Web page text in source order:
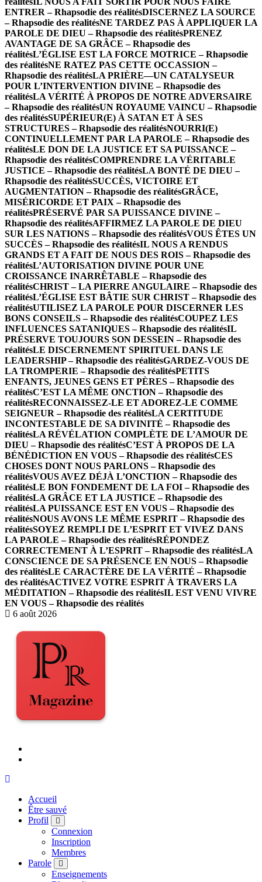
ENTRER – Rhapsodie des réalitésDISCERNEZ LA SOURCE
– Rhapsodie des réalitésNE TARDEZ PAS À APPLIQUER LA
PAROLE DE DIEU – Rhapsodie des réalitésPRENEZ
AVANTAGE DE SA GRÂCE – Rhapsodie des
réalitésL’ÉGLISE EST LA FORCE MOTRICE – Rhapsodie
des réalitésNE RATEZ PAS CETTE OCCASSION –
Rhapsodie des réalitésLA PRIÈRE—UN CATALYSEUR
POUR L’INTERVENTION DIVINE – Rhapsodie des
réalitésLA VÉRITÉ À PROPOS DE NOTRE ADVERSAIRE
– Rhapsodie des réalitésUN ROYAUME VAINCU – Rhapsodie
des réalitésSUPÉRIEUR(E) À SATAN ET À SES
STRUCTURES – Rhapsodie des réalitésNOURRI(E)
CONTINUELLEMENT PAR LA PAROLE – Rhapsodie des
réalitésLE DON DE LA JUSTICE ET SA PUISSANCE –
Rhapsodie des réalitésCOMPRENDRE LA VÉRITABLE
JUSTICE – Rhapsodie des réalitésLA BONTÉ DE DIEU –
Rhapsodie des réalitésSUCCÈS, VICTOIRE ET
AUGMENTATION – Rhapsodie des réalitésGRÂCE,
MISÉRICORDE ET PAIX – Rhapsodie des
réalitésPRÉSERVÉ PAR SA PUISSANCE DIVINE –
Rhapsodie des réalitésAFFIRMEZ LA PAROLE DE DIEU
SUR LES NATIONS – Rhapsodie des réalitésVOUS ÊTES UN
SUCCÈS – Rhapsodie des réalitésIL NOUS A RENDUS
GRANDS ET A FAIT DE NOUS DES ROIS – Rhapsodie des
réalitésL’AUTORISATION DIVINE POUR UNE
CROISSANCE INARRÊTABLE – Rhapsodie des
réalitésCHRIST – LA PIERRE ANGULAIRE – Rhapsodie des
réalitésL’ÉGLISE EST BÂTIE SUR CHRIST – Rhapsodie des
réalitésUTILISEZ LA PAROLE POUR DISCERNER LES
BONS CONSEILS – Rhapsodie des réalitésCOUPEZ LES
INFLUENCES SATANIQUES – Rhapsodie des réalitésIL
PRÉSERVE TOUJOURS SON DESSEIN – Rhapsodie des
réalitésLE DISCERNEMENT SPIRITUEL DANS LE
LEADERSHIP – Rhapsodie des réalitésGARDEZ-VOUS DE
LA TROMPERIE – Rhapsodie des réalitésPETITS
ENFANTS, JEUNES GENS ET PÈRES – Rhapsodie des
réalitésC’EST LA MÊME ONCTION – Rhapsodie des
réalitésRECONNAISSEZ-LE ET ADOREZ-LE COMME
SEIGNEUR – Rhapsodie des réalitésLA CERTITUDE
INCONTESTABLE DE SA DIVINITÉ – Rhapsodie des
réalitésLA RÉVÉLATION COMPLÈTE DE L’AMOUR DE
DIEU – Rhapsodie des réalitésC’EST À PROPOS DE LA
BÉNÉDICTION EN VOUS – Rhapsodie des réalitésCES
CHOSES DONT NOUS PARLONS – Rhapsodie des
réalitésVOUS AVEZ DÉJÀ L’ONCTION – Rhapsodie des
réalitésLE BON FONDEMENT DE LA FOI – Rhapsodie des
réalitésLA GRÂCE ET LA JUSTICE – Rhapsodie des
réalitésLA PUISSANCE EST EN VOUS – Rhapsodie des
réalitésNOUS AVONS LE MÊME ESPRIT – Rhapsodie des
réalitésSOYEZ REMPLI DE L’ESPRIT ET VIVEZ DANS
LA PAROLE – Rhapsodie des réalitésRÉPONDEZ
CORRECTEMENT À L’ESPRIT – Rhapsodie des réalitésLA
CONSCIENCE DE SA PRÉSENCE EN NOUS – Rhapsodie
des réalitésLE CARACTÈRE DE LA VÉRITÉ – Rhapsodie
des réalitésACTIVEZ VOTRE ESPRIT À TRAVERS LA
MÉDITATION – Rhapsodie des réalitésIL EST VENU VIVRE
EN VOUS – Rhapsodie des réalités
6 août 2026
Accueil
Être sauvé
Profil
Connexion
Inscription
Membres
Parole
Enseignements